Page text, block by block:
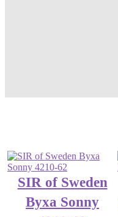
SIR of Sweden
Byxa Sonny